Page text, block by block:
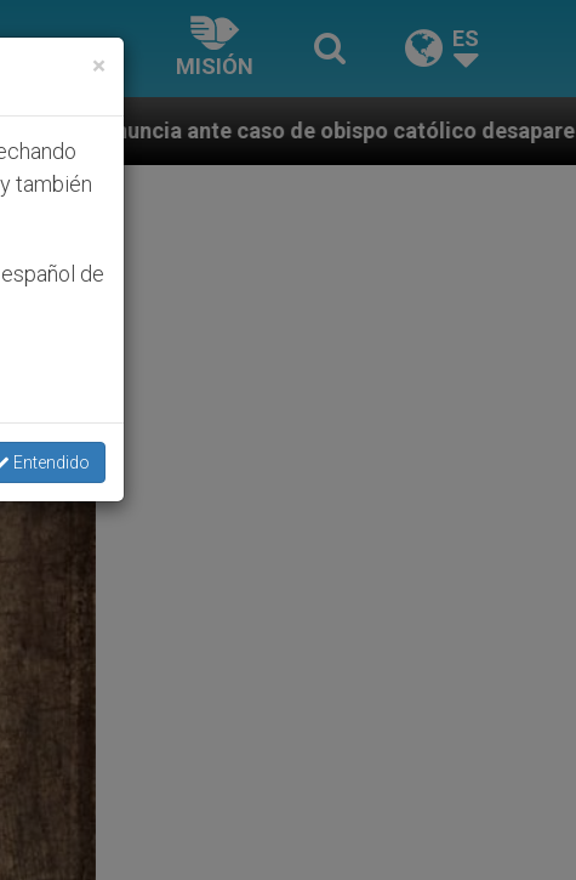
MISIÓN
ES
de obispo católico desaparecido por la dictadura
×
también
de
Entendido